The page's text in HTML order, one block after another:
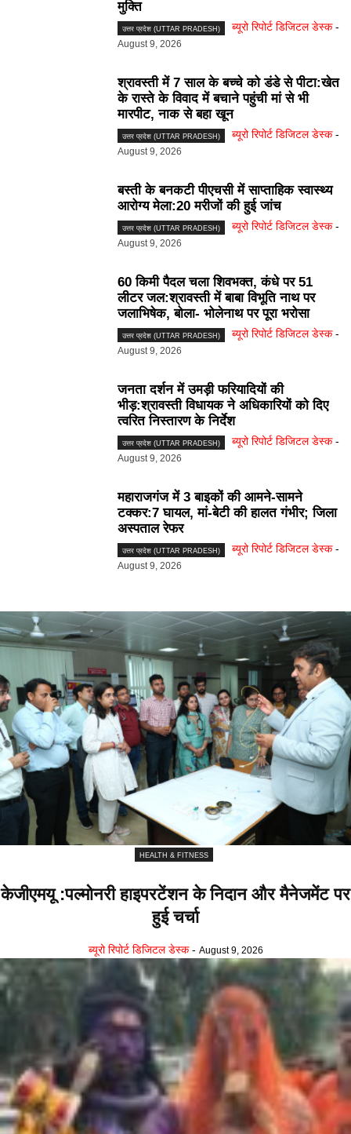
मुक्ति
उत्तर प्रदेश (UTTAR PRADESH) ब्यूरो रिपोर्ट डिजिटल डेस्क -
August 9, 2026
श्रावस्ती में 7 साल के बच्चे को डंडे से पीटा:खेत
के रास्ते के विवाद में बचाने पहुंची मां से भी
मारपीट, नाक से बहा खून
उत्तर प्रदेश (UTTAR PRADESH) ब्यूरो रिपोर्ट डिजिटल डेस्क -
August 9, 2026
बस्ती के बनकटी पीएचसी में साप्ताहिक स्वास्थ्य
आरोग्य मेला:20 मरीजों की हुई जांच
उत्तर प्रदेश (UTTAR PRADESH) ब्यूरो रिपोर्ट डिजिटल डेस्क -
August 9, 2026
60 किमी पैदल चला शिवभक्त, कंधे पर 51
लीटर जल:श्रावस्ती में बाबा विभूति नाथ पर
जलाभिषेक, बोला- भोलेनाथ पर पूरा भरोसा
उत्तर प्रदेश (UTTAR PRADESH) ब्यूरो रिपोर्ट डिजिटल डेस्क -
August 9, 2026
जनता दर्शन में उमड़ी फरियादियों की
भीड़:श्रावस्ती विधायक ने अधिकारियों को दिए
त्वरित निस्तारण के निर्देश
उत्तर प्रदेश (UTTAR PRADESH) ब्यूरो रिपोर्ट डिजिटल डेस्क -
August 9, 2026
महाराजगंज में 3 बाइकों की आमने-सामने
टक्कर:7 घायल, मां-बेटी की हालत गंभीर; जिला
अस्पताल रेफर
उत्तर प्रदेश (UTTAR PRADESH) ब्यूरो रिपोर्ट डिजिटल डेस्क -
August 9, 2026
HEALTH & FITNESS
केजीएमयू :पल्मोनरी हाइपरटेंशन के निदान और मैनेजमेंट पर
हुई चर्चा
ब्यूरो रिपोर्ट डिजिटल डेस्क - August 9, 2026